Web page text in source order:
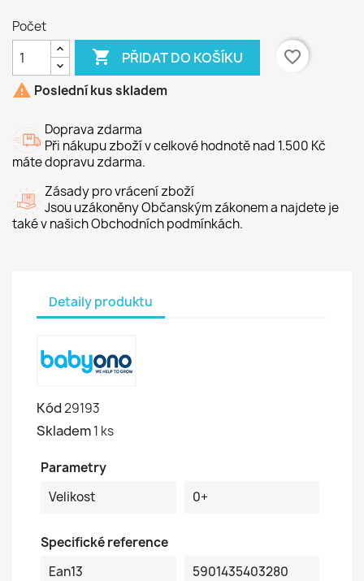
Počet
 PŘIDAT DO KOŠÍKU
favorite_border
 Poslední kus skladem
Doprava zdarma
Při nákupu zboží v celkové hodnotě nad 1.500 Kč
máte dopravu zdarma.
Zásady pro vrácení zboží
Jsou uzákoněny Občanským zákonem a najdete je
také v našich Obchodních podmínkách.
Detaily produktu
Kód29193
Skladem1 ks
Parametry
Velikost
0+
Specifické reference
Ean13
5901435403280